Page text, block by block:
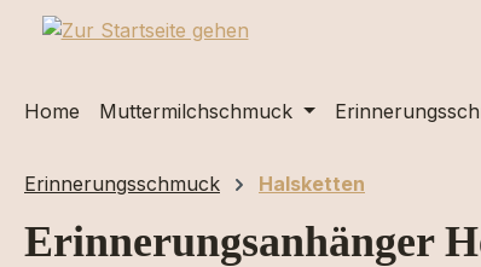
Hauptinhalt springen
Zur Suche springen
Zur Hauptnavigation springen
Home Muttermilchschmuck
Erinnerungsschmuck Halsketten
Erinnerungsanhänger